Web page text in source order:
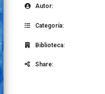
Autor:
Categoría:
Biblioteca:
Share: